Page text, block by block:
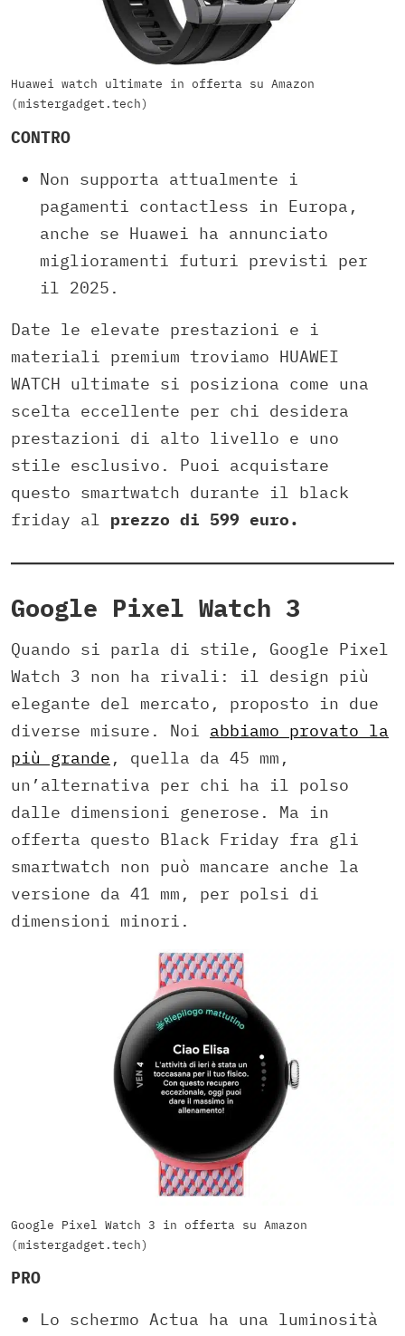
Huawei watch ultimate in offerta su Amazon
(mistergadget.tech)
CONTRO
Non supporta attualmente i
pagamenti contactless in Europa,
anche se Huawei ha annunciato
miglioramenti futuri previsti per
il 2025.
Date le elevate prestazioni e i
materiali premium troviamo HUAWEI
WATCH ultimate si posiziona come una
scelta eccellente per chi desidera
prestazioni di alto livello e uno
stile esclusivo​. Puoi acquistare
questo smartwatch durante il black
friday al prezzo di 599 euro.
Google Pixel Watch 3
Quando si parla di stile, Google Pixel
Watch 3 non ha rivali: il design più
elegante del mercato, proposto in due
diverse misure. Noi abbiamo provato la
più grande , quella da 45 mm,
un’alternativa per chi ha il polso
dalle dimensioni generose. Ma in
offerta questo Black Friday fra gli
smartwatch non può mancare anche la
versione da 41 mm, per polsi di
dimensioni minori.
Google Pixel Watch 3 in offerta su Amazon
(mistergadget.tech)
PRO
Lo schermo Actua ha una luminosità